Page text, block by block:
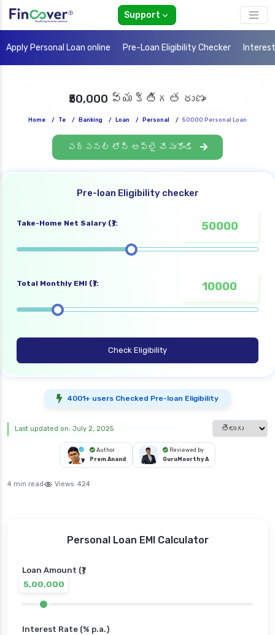
Support
Apply Personal Loan online Pre-Loan Eligibility Checker
₹50,000 వ్యక్తిగత రుణం
Home / Te / Banking / Loan / Personal / 50000 Personal Loan
పర్సనల్ లోన్ అప్లై చేసుకోండి
Pre-loan Eligibility checker
Take-Home Net Salary (₹):
Total Monthly EMI (₹):
Check Eligibility
4001+ users Checked Pre-loan Eligibility
Select
Last updated on: July 2, 2025
Author
Prem Anand
Reviewed by
GuruMoorthy A
4 min read Views: 424
Personal Loan EMI Calculator
Loan Amount (₹)
5,00,000
Interest Rate (% p.a.)